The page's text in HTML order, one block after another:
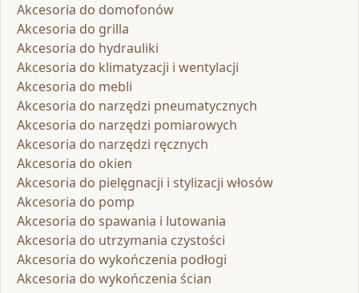
Akcesoria do domofonów
Akcesoria do grilla
Akcesoria do hydrauliki
Akcesoria do klimatyzacji i wentylacji
Akcesoria do mebli
Akcesoria do narzędzi pneumatycznych
Akcesoria do narzędzi pomiarowych
Akcesoria do narzędzi ręcznych
Akcesoria do okien
Akcesoria do pielęgnacji i stylizacji włosów
Akcesoria do pomp
Akcesoria do spawania i lutowania
Akcesoria do utrzymania czystości
Akcesoria do wykończenia podłogi
Akcesoria do wykończenia ścian